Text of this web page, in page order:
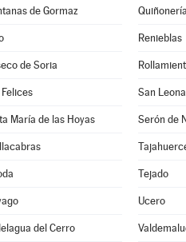
de Gormaz Quiñonería
Renieblas
de Soria
San
María de las Hoyas Serón de
Tejado
Ucero
del Cerro